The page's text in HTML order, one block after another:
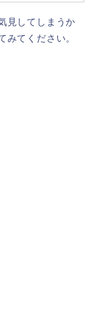
見してしまうか
みてください。